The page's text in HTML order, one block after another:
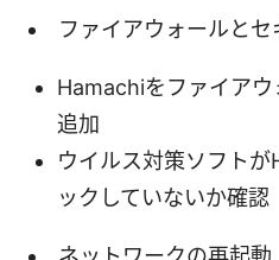
ファイアウォールとセ
Hamachiをファイア
追加
ウイルス対策ソフト
ックしていないか確認